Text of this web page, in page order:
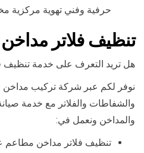
حرفية وفني تهوية مركزية
تنظيف فلاتر مداخن
هل تريد التعرف على خدمة تنظيف
نوفر لكم عبر شركة تركيب مداخن
والشفاطات والفلاتر مع خدمة
والمداخن ونعمل في:
تنظيف فلاتر مداخن مطاعم